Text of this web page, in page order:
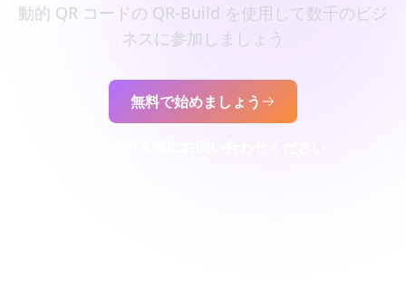
動的 QR コードの QR-Build を使用して数千のビジ
ネスに参加しましょう
無料で始めましょう